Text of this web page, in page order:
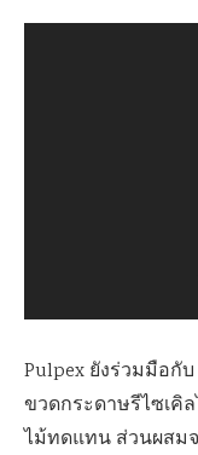
Pulpex ยังร่วมมือกั
ขวดกระดาษรีไซเคิ
ไม้ทดแทน ส่วนผสม